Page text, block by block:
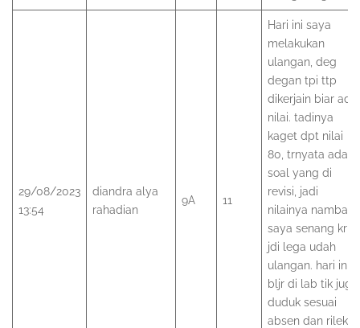
29/08/2023
13:54
diandra alya
rahadian
9A 11
Hari ini saya
melakukan
ulangan, deg
degan tpi ttp
dikerjain biar ada
nilai. tadinya
kaget dpt nilai
80, trnyata ada
soal yang di
revisi, jadi
nilainya nambah.
saya senang krn
jdi lega udah
ulangan. hari ini
bljr di lab tik juga
duduk sesuai
absen dan rileks